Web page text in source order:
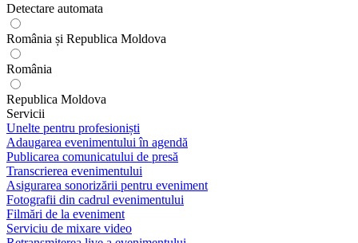
Detectare automata
România și Republica Moldova
România
Republica Moldova
Servicii
Unelte pentru profesioniști
Adaugarea evenimentului în agendă
Publicarea comunicatului de presă
Transcrierea evenimentului
Asigurarea sonorizării pentru eveniment
Fotografii din cadrul evenimentului
Filmări de la eveniment
Serviciu de mixare video